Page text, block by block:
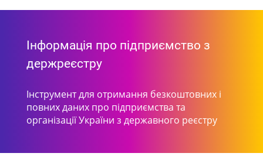
Інформація про підприємство з
держреєстру
Інструмент для отримання безкоштовних і
повних даних про підприємства та
організації України з державного реєстру